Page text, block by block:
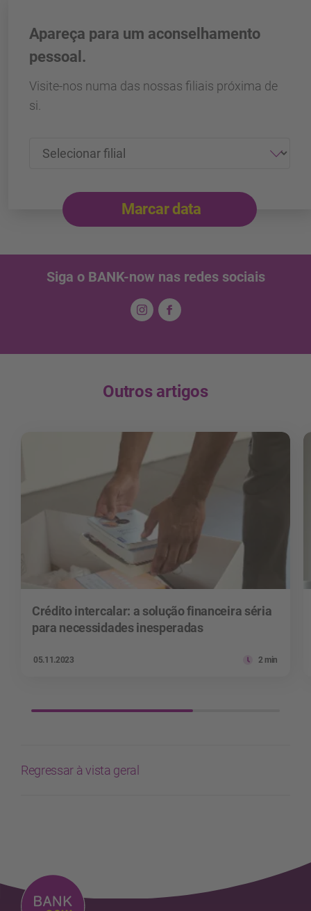
Apareça para um aconselhamento
pessoal.
Visite-nos numa das nossas filiais próxima de
si.
Marcar data
Siga o BANK-now nas redes sociais
Outros artigos
Crédito intercalar: a solução financeira séria
para necessidades inesperadas
05.11.2023 2 min
Regressar à vista geral